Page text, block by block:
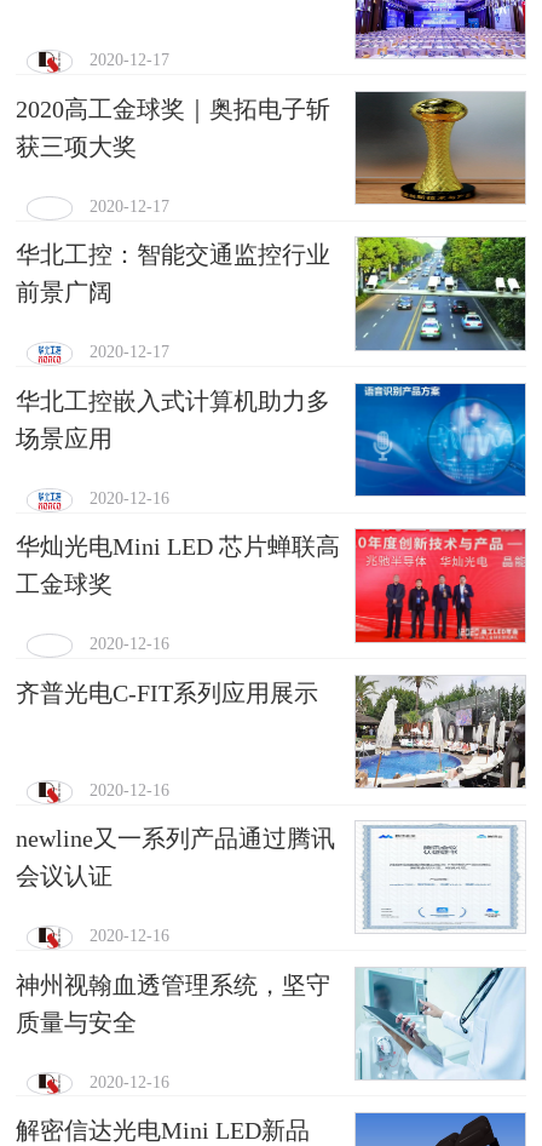
2020-12-17
2020高工金球奖｜奥拓电子斩
获三项大奖
2020-12-17
华北工控：智能交通监控行业
前景广阔
2020-12-17
华北工控嵌入式计算机助力多
场景应用
2020-12-16
华灿光电Mini LED 芯片蝉联高
工金球奖
2020-12-16
齐普光电C-FIT系列应用展示
2020-12-16
newline又一系列产品通过腾讯
会议认证
2020-12-16
神州视翰血透管理系统，坚守
质量与安全
2020-12-16
解密信达光电Mini LED新品